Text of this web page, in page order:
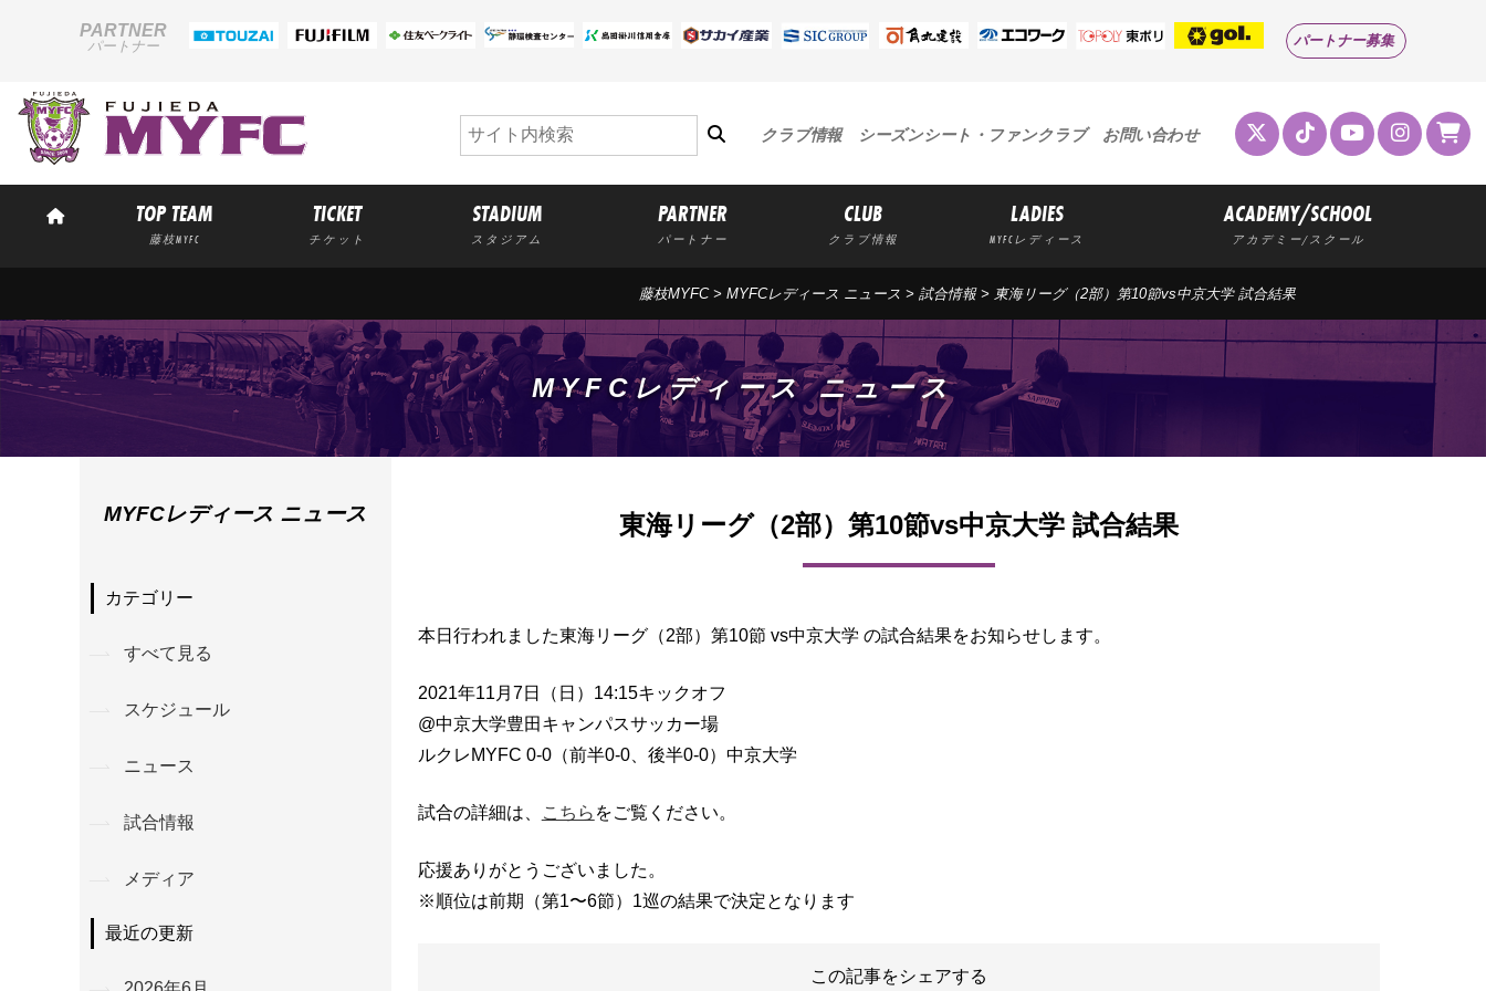
PARTNER
パートナー パートナー募集
クラブ情報 シーズンシート・ファンクラブ お問い合わせ
TOP TEAM
藤枝MYFC
TICKET
チケット
STADIUM
スタジアム
PARTNER
パートナー
CLUB
クラブ情報
LADIES
MYFCレディース
ACADEMY/SCHOOL
アカデミー/スクール
藤枝MYFC> MYFCレディース ニュース > 試合情報> 東海リーグ（2部）第10節vs中京大学 試合結果
MYFCレディース ニュース
東海リーグ（2部）第10節vs中京大学 試合結果
本日行われました東海リーグ（2部）第10節 vs中京大学 の試合結果をお知らせします。
2021年11月7日（日）14:15キックオフ
@中京大学豊田キャンパスサッカー場
ルクレMYFC 0-0（前半0-0、後半0-0）中京大学
試合の詳細は、 こちら をご覧ください。
応援ありがとうございました。
※順位は前期（第1〜6節）1巡の結果で決定となります
この記事をシェアする
MYFCレディース ニュース
カテゴリー
すべて見る
スケジュール
ニュース
試合情報
メディア
最近の更新